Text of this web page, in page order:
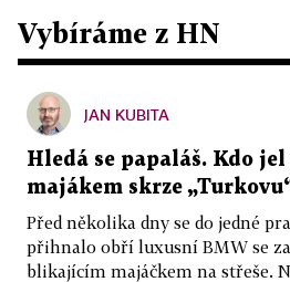
Vybíráme z HN
JAN KUBITA
Hledá se papaláš. Kdo
majákem skrze
Před několika dny se do jedné
přihnalo obří luxusní BMW se
blikajícím majáčkem na střeše.